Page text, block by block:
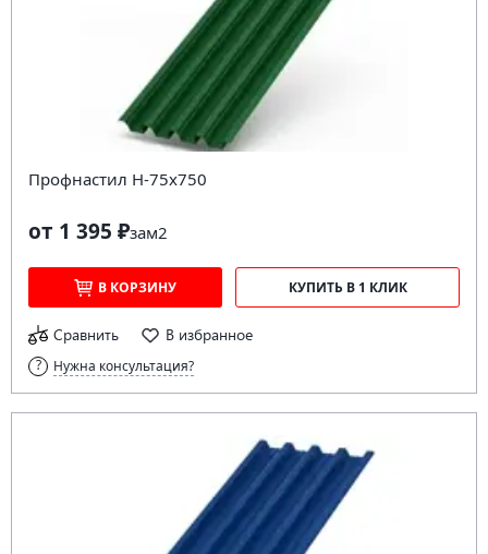
Профнастил H-75х750
от 1 395 ₽зам2
В КОРЗИНУ КУПИТЬ В 1 КЛИК
Сравнить В избранное
Нужна консультация?